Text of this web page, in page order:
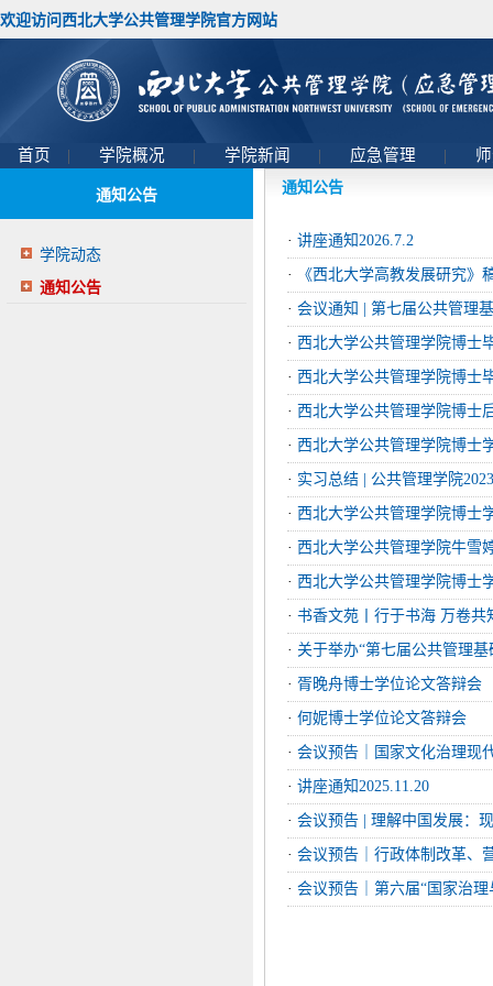
欢迎访问西北大学公共管理学院官方网站
首页 | 学院概况 | 学院新闻 | 应急管理 |
通知公告
学院动态
通知公告
通知公告
· 讲座通知2026.7.2
· 《西北大学高教发展研究》
· 会议通知 | 第七届公共管理
· 西北大学公共管理学院博士
· 西北大学公共管理学院博士
· 西北大学公共管理学院博士
· 西北大学公共管理学院博士
· 实习总结 | 公共管理学院
· 西北大学公共管理学院博士
· 西北大学公共管理学院牛雪
· 西北大学公共管理学院博士
· 书香文苑丨行于书海 万卷共
· 关于举办“第七届公共管理
· 胥晚舟博士学位论文答辩会
· 何妮博士学位论文答辩会
· 会议预告｜国家文化治理现
· 讲座通知2025.11.20
· 会议预告 | 理解中国发展：
· 会议预告｜行政体制改革
· 会议预告｜第六届“国家治